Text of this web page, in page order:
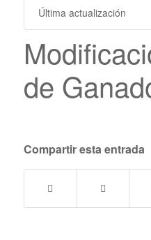
Última actualización
de
Compartir esta entrada